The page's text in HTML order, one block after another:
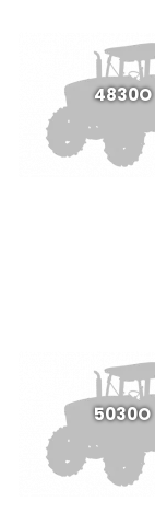
4830O
5030O